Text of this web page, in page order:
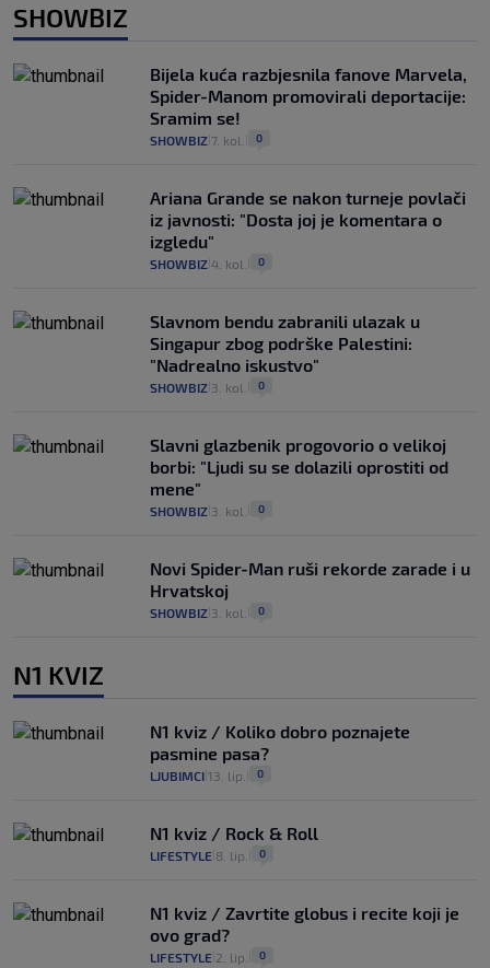
SHOWBIZ
Bijela kuća razbjesnila fanove Marvela,
Spider-Manom promovirali deportacije:
Sramim se!
SHOWBIZ 7. kol. 0
Ariana Grande se nakon turneje povlači
iz javnosti: "Dosta joj je komentara o
izgledu"
SHOWBIZ 4. kol. 0
Slavnom bendu zabranili ulazak u
Singapur zbog podrške Palestini:
"Nadrealno iskustvo"
SHOWBIZ 3. kol. 0
Slavni glazbenik progovorio o velikoj
borbi: "Ljudi su se dolazili oprostiti od
mene"
SHOWBIZ 3. kol. 0
Novi Spider-Man ruši rekorde zarade i u
Hrvatskoj
SHOWBIZ 3. kol. 0
N1 KVIZ
N1 kviz / Koliko dobro poznajete
pasmine pasa?
LJUBIMCI 13. lip. 0
N1 kviz / Rock & Roll
LIFESTYLE 8. lip. 0
N1 kviz / Zavrtite globus i recite koji je
ovo grad?
LIFESTYLE 2. lip. 0